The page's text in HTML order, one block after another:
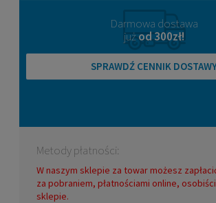
Darmowa dostawa
już od 300zł!
SPRAWDŹ CENNIK
Metody płatności:
W naszym sklepie za towar możesz
za pobraniem, płatnościami online,
sklepie.